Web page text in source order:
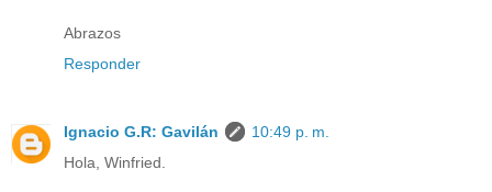
Abrazos
Responder
Ignacio G.R: Gavilán
10:49 p. m.
Hola, Winfried.